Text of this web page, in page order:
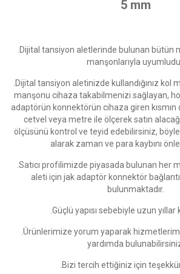
5 mm
.Dijital tansiyon aletlerinde bulunan bütün
manşonlarıyla
.Dijital tansiyon aletinizde kullandığınız kol
manşonu cihaza takabilmenizi sağlayan,
adaptörün konnektörün cihaza giren kısmın
cetvel veya metre ile ölçerek satın
ölçüsünü kontrol ve teyid edebilirsiniz,
alarak zaman ve para kaybını
.Satıcı profilimizde piyasada bulunan her
aleti için jak adaptör konnektör
bulunmaktadır.
.Güçlü yapısı sebebiyle uzun yıllar
.Ürünlerimize yorum yaparak
yardımda
.Bizi tercih ettiğiniz için